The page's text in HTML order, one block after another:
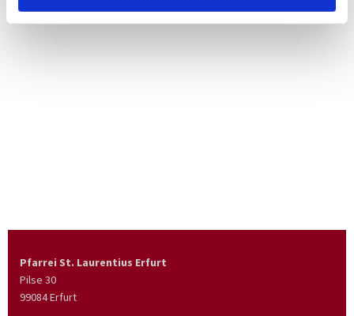
Pfarrei St. Laurentius Erfurt
Pilse 30
99084 Erfurt